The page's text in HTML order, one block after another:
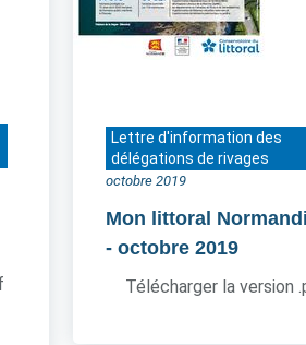
Lettre d'information des
délégations de rivages
octobre 2019
Mon littoral
- octobre 2019
Télécharger la version